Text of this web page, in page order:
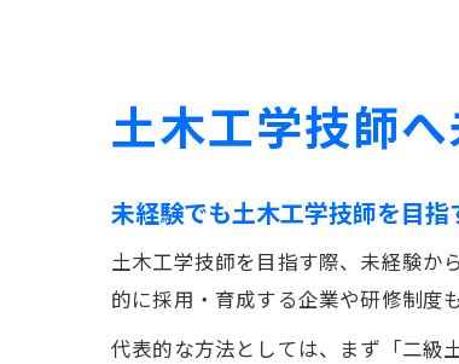
土木工学技師
未経験でも土木工学技師を目指
土木工学技師を目指す際、未経験か
的に採用・育成する企業や研修制度
代表的な方法としては、まず「二級